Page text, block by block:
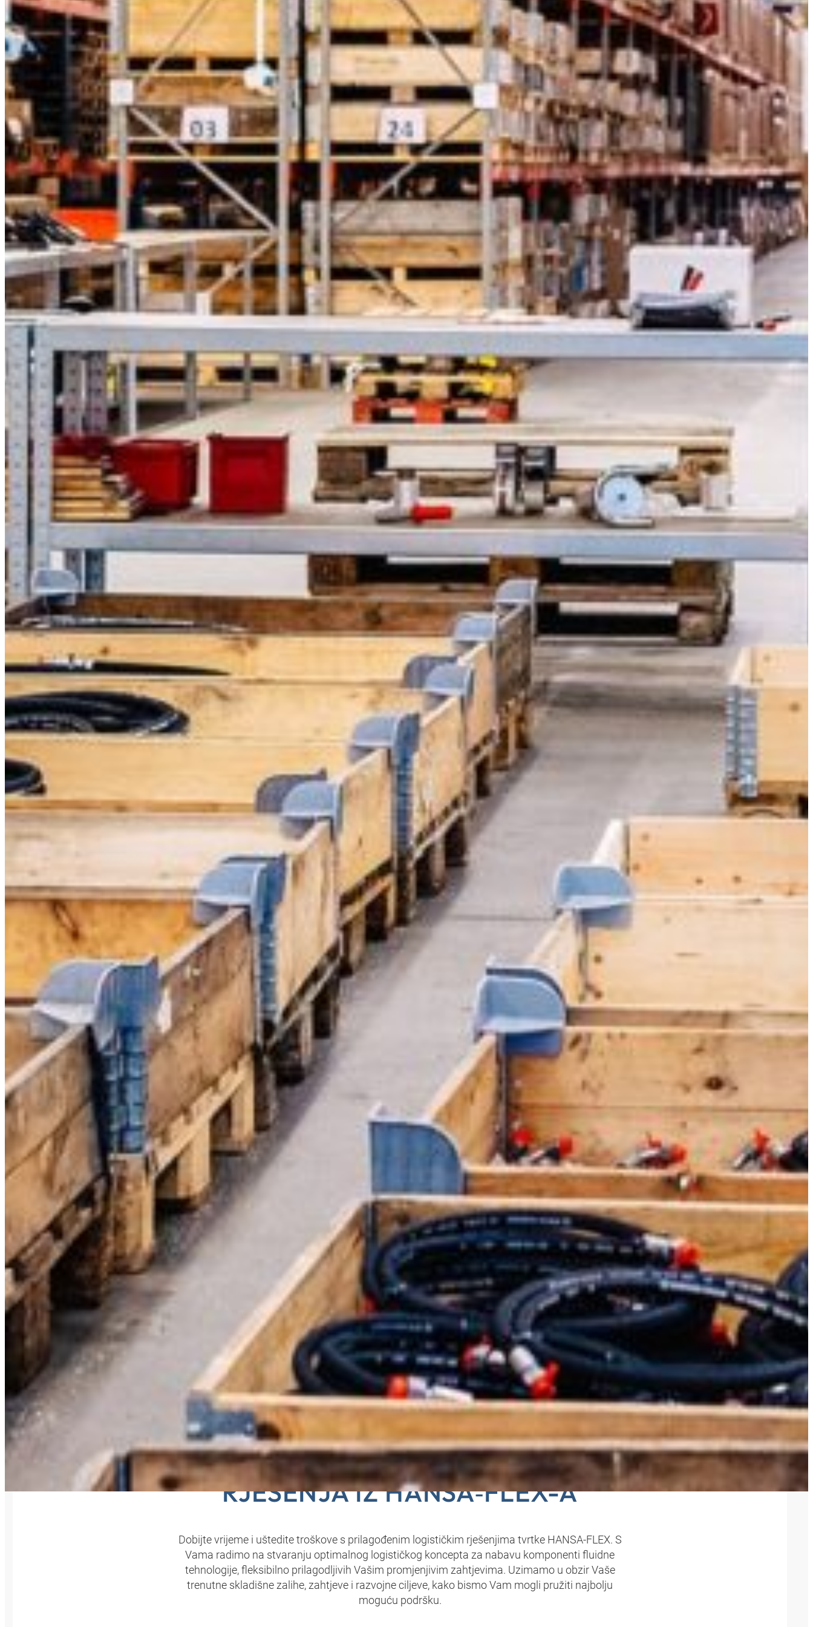
South America
Austria
Belgium
Bosnia and Herzegovina
Bulgaria
Croatia
Czechia
Estonia
France
Germany
Hungary
Ireland
Italy
Latvia
Lithuania
Luxembourg
Netherlands
Poland
Portugal
Romania
Serbia
Slovakia
Slovenia
Spain
Swiss
Ukraine
United Kingdom
PRILAGOĐENA LOGISTIČKA
RJEŠENJA IZ HANSA‑FLEX-A
Dobijte vrijeme i uštedite troškove s prilagođenim logističkim rješenjima tvrtke HANSA‑FLEX. S
Vama radimo na stvaranju optimalnog logističkog koncepta za nabavu komponenti fluidne
tehnologije, fleksibilno prilagodljivih Vašim promjenjivim zahtjevima. Uzimamo u obzir Vaše
trenutne skladišne zalihe, zahtjeve i razvojne ciljeve, kako bismo Vam mogli pružiti najbolju
moguću podršku.